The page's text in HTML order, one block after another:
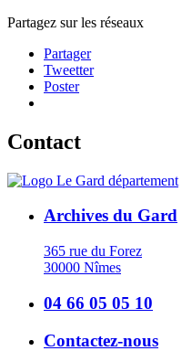
Partagez sur les réseaux
Partager
Tweetter
Poster
Contact
Archives du Gard
365 rue du Forez
30000 Nîmes
04 66 05 05 10
Contactez-nous